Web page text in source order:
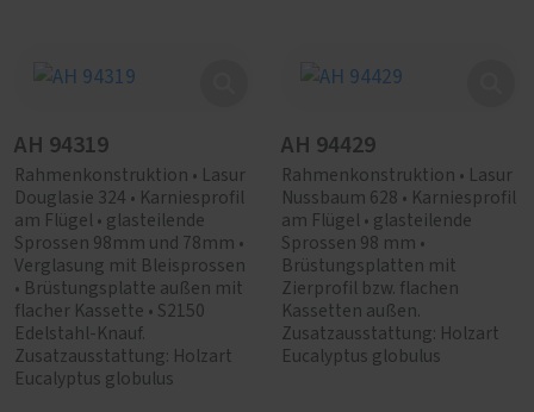
AH 94319
Rahmenkonstruktion • Lasur
Douglasie 324 • Karniesprofil
am Flügel • glasteilende
Sprossen 98mm und 78mm •
Verglasung mit Bleisprossen
• Brüstungsplatte außen mit
flacher Kassette • S2150
Edelstahl-Knauf.
Zusatzausstattung: Holzart
Eucalyptus globulus
AH 94429
Rahmenkonstruktion • Lasur
Nussbaum 628 • Karniesprofil
am Flügel • glasteilende
Sprossen 98 mm •
Brüstungsplatten mit
Zierprofil bzw. flachen
Kassetten außen.
Zusatzausstattung: Holzart
Eucalyptus globulus